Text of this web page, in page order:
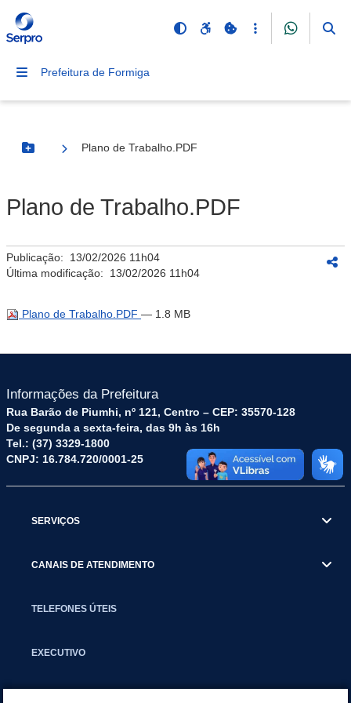
Prefeitura de Formiga
Botão Menu
Plano de Trabalho.PDF
Plano de Trabalho.PDF
Publicação: 13/02/2026 11h04
Última modificação: 13/02/2026 11h04
Plano de Trabalho.PDF — 1.8 MB
Informações da Prefeitura
Rua Barão de Piumhi, nº 121, Centro – CEP: 35570-128
De segunda a sexta-feira, das 9h às 16h
Tel.: (37) 3329-1800
CNPJ: 16.784.720/0001-25
SERVIÇOS
CANAIS DE ATENDIMENTO
TELEFONES ÚTEIS
EXECUTIVO